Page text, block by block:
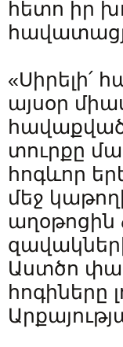
հետո իր
«Սիրելի՛
այսօր
հավաքված
տուրքը
հոգևոր
մեջ
աղօթոցին
Աստծո
հոգիները